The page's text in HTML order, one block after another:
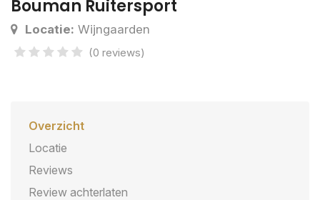
Bouman Ruitersport
Locatie: Wijngaarden
(0 reviews)
Overzicht
Locatie
Reviews
Review achterlaten